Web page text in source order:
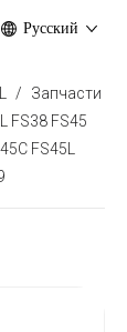
Pусский
/
Запчасти
FS38 FS45
FS45L